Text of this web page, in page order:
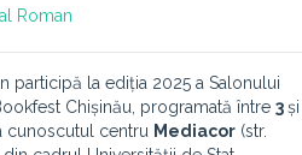
Roman
participă la ediția 2025 a Salonului
Chișinău, programată între 3și
cunoscutul centru Mediacor (str.